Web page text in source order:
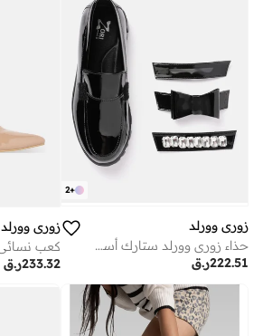
+
2
زوري وورلد
حذاء زوري وورلد ستارك أسود للنساء
ر.ق222.51
زوري وورلد
ر.ق233.32